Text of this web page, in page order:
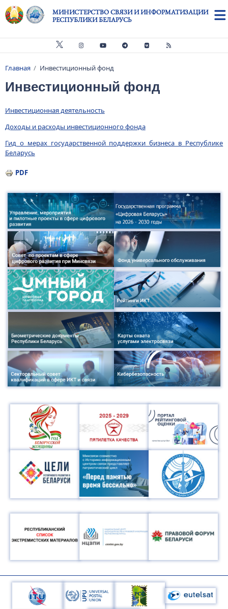
Перейти к основному содержанию
МИНИСТЕРСТВО СВЯЗИ И ИНФОРМАТИЗАЦИИ
РЕСПУБЛИКИ БЕЛАРУСЬ
Строка навигации
Главная Инвестиционный фонд
Инвестиционный фонд
Инвестиционная деятельность
Доходы и расходы инвестиционного фонда
Гид о мерах государственной поддержки бизнеса в Республике
Беларусь
PDF